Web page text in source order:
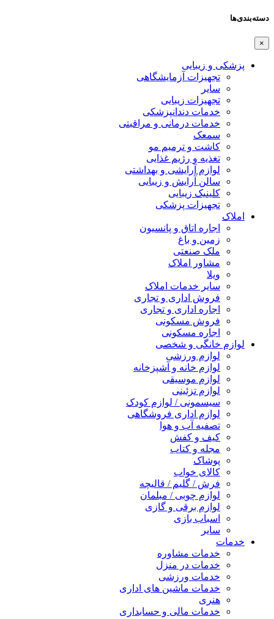
دسته‌بندی‌ها
×
پزشکی و زیبایی
تجهیزات آزمایشگاهی
سایر
تجهیزات زیبایی
خدمات دندانپزشکی
خدمات درمانی و مراقبتی
سمعک
کاشت و ترمیم مو
تغذیه و رژیم غذایی
لوازم آرایشی و بهداشتی
سالن آرایش و زیبایی
کلینیک زیبایی
تجهیزات پزشکی
املاک
اجاره اتاق و پانسیون
زمین و باغ
ملک صنعتی
مشاور املاک
ویلا
سایر خدمات املاک
فروش اداری و تجاری
اجاره اداری و تجاری
فروش مسکونی
اجاره مسکونی
لوازم خانگی و شخصی
لوازم ورزشی
لوازم خانه و آشپزخانه
لوازم موسیقی
لوازم تزئینی
سیسمونی / لوازم کودک
لوازم اداری فروشگاهی
تصفیه آب و هوا
کیف و کفش
مجله و کتاب
پوشاک
کالای خواب
فرش / گلیم / قالیچه
لوازم چوبی / مبلمان
لوازم برقی و گازی
اسباب بازی
سایر
خدمات
خدمات مشاوره
خدمات در منزل
خدمات ورزشی
خدمات ماشین های اداری
هنری
خدمات مالی و حسابداری